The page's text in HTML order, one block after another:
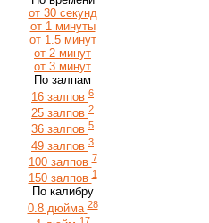
от 30 секунд
от 1 минуты
от 1.5 минут
от 2 минут
от 3 минут
По залпам
16 залпов 6
25 залпов 2
36 залпов 5
49 залпов 3
100 залпов 7
150 залпов 1
По калибру
0.8 дюйма 28
17